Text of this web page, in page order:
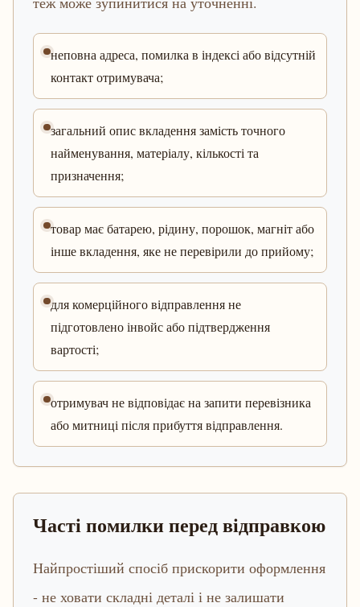
неповна адреса, помилка в індексі або відсутній
контакт отримувача;
загальний опис вкладення замість точного
найменування, матеріалу, кількості та
призначення;
товар має батарею, рідину, порошок, магніт або
інше вкладення, яке не перевірили до прийому;
для комерційного відправлення не
підготовлено інвойс або підтвердження
вартості;
отримувач не відповідає на запити перевізника
або митниці після прибуття відправлення.
Часті помилки перед відправкою
Найпростіший спосіб прискорити оформлення
- не ховати складні деталі і не залишати